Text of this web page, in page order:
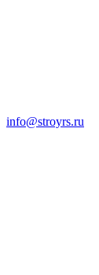
info@stroyrs.ru